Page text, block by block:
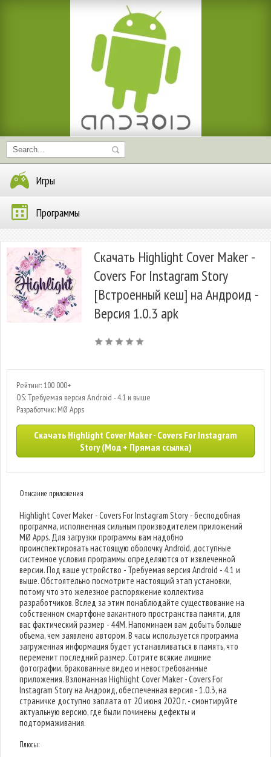
Игры
Программы
Скачать Highlight Cover Maker -
Covers For Instagram Story
[Встроенный кеш] на Андроид -
Версия 1.0.3 apk
Рейтинг: 100 000+
OS: Требуемая версия Android - 4.1 и выше
Разработчик: MØ Apps
Скачать Highlight Cover Maker - Covers For Instagram
Story (Мод + Прямая ссылка)
Описание приложения
Highlight Cover Maker - Covers For Instagram Story - бесподобная
программа, исполненная сильным производителем приложений
MØ Apps. Для загрузки программы вам надобно
проинспектировать настоящую оболочку Android, доступные
системное условия программы определяются от извлеченной
версии. Под ваше устройство - Требуемая версия Android - 4.1 и
выше. Обстоятельно посмотрите настоящий этап установки,
потому что это железное распоряжение коллектива
разработчиков. Вслед за этим понаблюдайте существование на
собственном смартфоне вакантного пространства памяти, для
вас фактический размер - 44M. Напоминаем вам добыть больше
объема, чем заявлено автором. В часы используется программа
загруженная информация будет устанавливаться в память, что
переменит последний размер. Сотрите всякие лишние
фотографии, бракованные видео и невостребованные
приложения. Взломанная Highlight Cover Maker - Covers For
Instagram Story на Андроид, обеспеченная версия - 1.0.3, на
страничке доступно заплата от 20 июня 2020 г. - смонтируйте
актуальную версию, где были починены дефекты и
подтормаживания.
Плюсы: